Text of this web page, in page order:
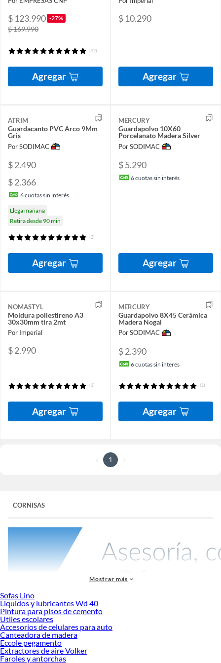
$ 123.990 -27%
$ 169.990
(12)
Agregar
$ 10.290
Agregar
ATRIM
Guardacanto PVC Arco 9Mm
Gris
Por SODIMAC
$ 2.490
$ 2.366
6cuotas sin interés
Llega mañana
Retira desde 90 min
(2)
Agregar
MERCURY
Guardapolvo 10X60
Porcelanato Madera Silver
Por SODIMAC
$ 5.290
6cuotas sin interés
Agregar
NOMASTYL
Moldura poliestireno A3
30x30mm tira 2mt
Por Imperial
$ 2.990
(1)
Agregar
MERCURY
Guardapolvo 8X45 Cerámica
Madera Nogal
Por SODIMAC
$ 2.390
6cuotas sin interés
(1)
Agregar
1
CORNISAS
Lascornisasson elementos decorativos esenciales que agregan un toque de
sofisticación a cualquier espacio. En Sodimac, no solo ofrecemos cornisas de
madera, sino también de otros materiales como el poliestireno, lo que permite
una mayor variedad para adaptarse a diferentes necesidades y estilos. Estas
piezas no solo mejoran la estética de tu hogar, sino que también ocultan
Mostrar más
Sofas Lino
Liquidos y lubricantes Wd 40
Pintura para pisos de cemento
Utiles escolares
Accesorios de celulares para auto
Canteadora de madera
Eccole pegamento
Extractores de aire Volker
Faroles y antorchas